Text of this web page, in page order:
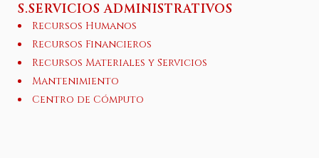
S.SERVICIOS ADMINISTRATIVOS
Recursos Humanos
Recursos Financieros
Recursos Materiales y Servicios
Mantenimiento
Centro de Cómputo